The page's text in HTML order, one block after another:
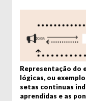
Representação do
lógicas, ou
setas continuas
aprendidas e as